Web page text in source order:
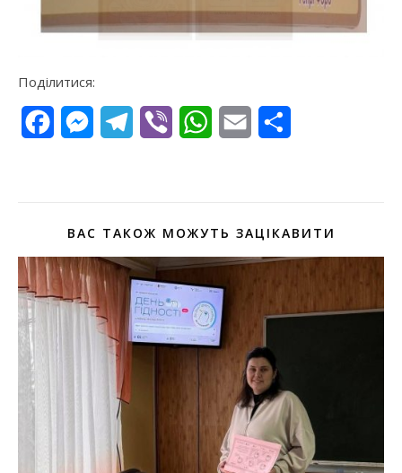
Поділитися:
FacebookMessengerTelegram
Viber WhatsApp
Email
ВАС ТАКОЖ МОЖУТЬ ЗАЦІКАВИТИ